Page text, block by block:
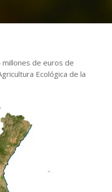
millones de euros de
Ecológica de la